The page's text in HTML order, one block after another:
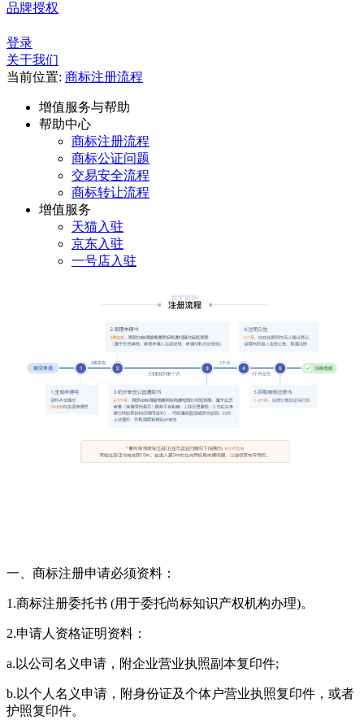
品牌授权
登录
关于我们
当前位置: 商标注册流程
增值服务与帮助
帮助中心
商标注册流程
商标公证问题
交易安全流程
商标转让流程
增值服务
天猫入驻
京东入驻
一号店入驻
一、商标注册申请必须资料：
1.商标注册委托书 (用于委托尚标知识产权机构办理)。
2.申请人资格证明资料：
a.以公司名义申请，附企业营业执照副本复印件;
b.以个人名义申请，附身份证及个体户营业执照复印件，或者
护照复印件。